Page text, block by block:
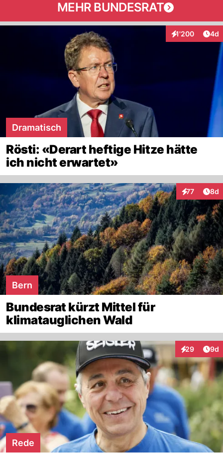
MEHR BUNDESRAT
1'200
Interaktionen4d
Dramatisch
Rösti: «Derart heftige Hitze hätte
ich nicht erwartet»
77
Interaktionen
8d
Bern
Bundesrat kürzt Mittel für
klimatauglichen Wald
29
Interaktionen
9d
Rede